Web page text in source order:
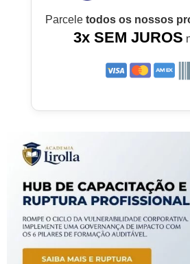
Parcele todos os nossos
3x SEM JUROS